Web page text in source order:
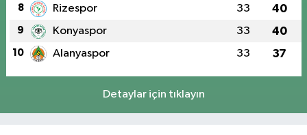
8 Rizespor 33 40
9 Konyaspor 33 40
10 Alanyaspor 33 37
Detaylar için tıklayın